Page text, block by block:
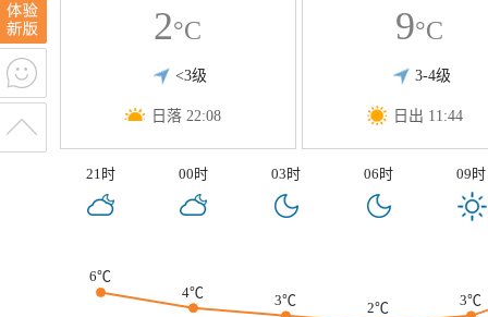
2°C
<3级
日落 22:08
9°C
3-4级
日出 11:44
21时 00时 03时 06时 09时
6℃
4℃
3℃ 2℃ 3℃